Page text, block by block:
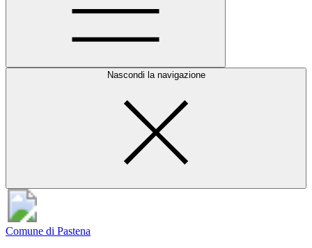
Nascondi la navigazione
Comune di Pastena